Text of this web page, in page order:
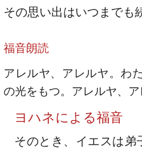
その思い出はいつまでも
福音朗読
アレルヤ、アレルヤ。わ
の光をもつ。アレルヤ、ア
ヨハネによる福音
そのとき、イエスは弟